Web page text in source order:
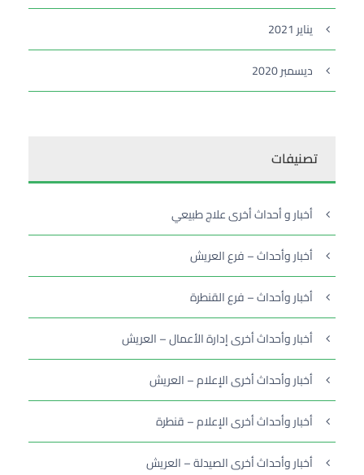
يناير 2021
ديسمبر 2020
تصنيفات
أخبار و أحداث أخرى علاج طبيعي
أخبار وأحداث – فرع العريش
أخبار وأحداث – فرع القنطرة
أخبار وأحداث أخرى إدارة الأعمال – العريش
أخبار وأحداث أخرى الإعلام – العريش
أخبار وأحداث أخرى الإعلام – قنطرة
أخبار وأحداث أخرى الصيدلة – العريش